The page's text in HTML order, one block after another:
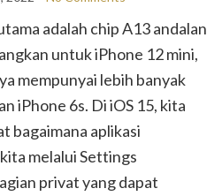
adalah chip A13 andalan
untuk iPhone 12 mini,
mempunyai lebih banyak
iPhone 6s. Di iOS 15, kita
bagaimana aplikasi
melalui Settings
privat yang dapat